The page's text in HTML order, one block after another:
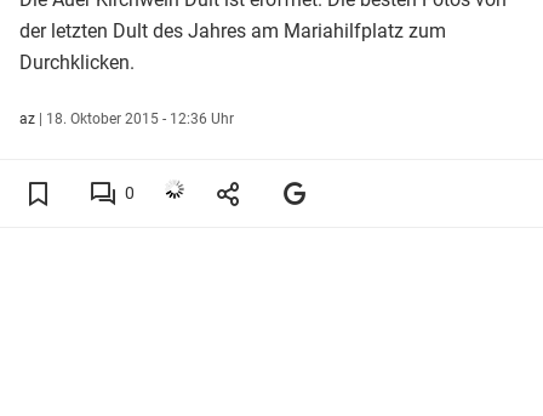
der letzten Dult des Jahres am Mariahilfplatz zum
Durchklicken.
az | 18. Oktober 2015 - 12:36 Uhr
0